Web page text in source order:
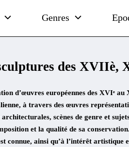
Genres
des XVIIè,
d’œuvres européennes des XVIᵉ au
à travers des œuvres
architecturales, scènes de genre et
et la qualité de sa
connue, ainsi qu’à l’intérêt